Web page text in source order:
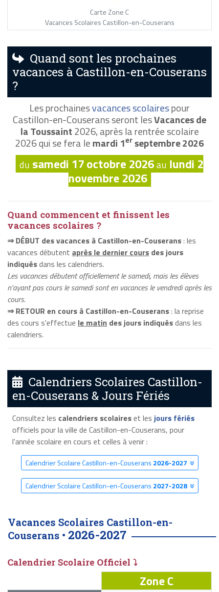
Carte Zone C
Vacances Scolaires Castillon-en-Couserans
Quand sont les prochaines
vacances à Castillon-en-Couserans
?
Les prochainesvacances scolairespour
Castillon-en-Couserans seront lesVacances de
la Toussaint2026, après la rentrée scolaire
2026 qui se fera lemardi 1er septembre 2026
du samedi 17 octobre 2026au lundi 2
novembre 2026
Quand commencent et finissent les
vacances scolaires ?
⇒ DÉBUT des vacances à Castillon-en-Couserans: les
vacances débutent après le dernier cours des jours
indiquésdans les calendriers.
Les vacances débutent officiellement le samedi, mais les élèves
n'ayant pas cours le samedi sont en vacances le vendredi après les
cours.
⇒ RETOUR en cours à Castillon-en-Couserans: la reprise
des cours s'effectue le matin des jours indiquésdans les
calendriers.
Calendriers Scolaires Castillon-
en-Couserans & Jours Fériés
Consultez les calendriers scolaireset les jours fériés
officiels pour la ville de Castillon-en-Couserans, pour
l'année scolaire en cours et celles à venir :
Calendrier Scolaire Castillon-en-Couserans 2026-2027
Calendrier Scolaire Castillon-en-Couserans 2027-2028
Vacances Scolaires Castillon-en-
Couserans • 2026-2027
Calendrier Scolaire Officiel ⤵
Zone C